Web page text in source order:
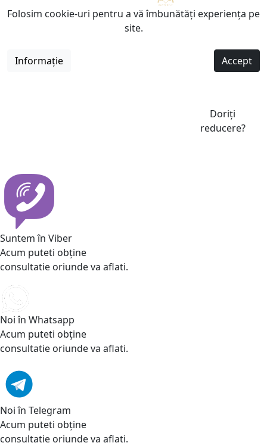
Folosim cookie-uri pentru a vă îmbunătăți experiența pe
site.
Informație Accept
Doriți
reducere?
Suntem în Viber
Acum puteti obține
consultatie oriunde va aflati.
Noi în Whatsapp
Acum puteti obține
consultatie oriunde va aflati.
Noi în Telegram
Acum puteti obține
consultatie oriunde va aflati.